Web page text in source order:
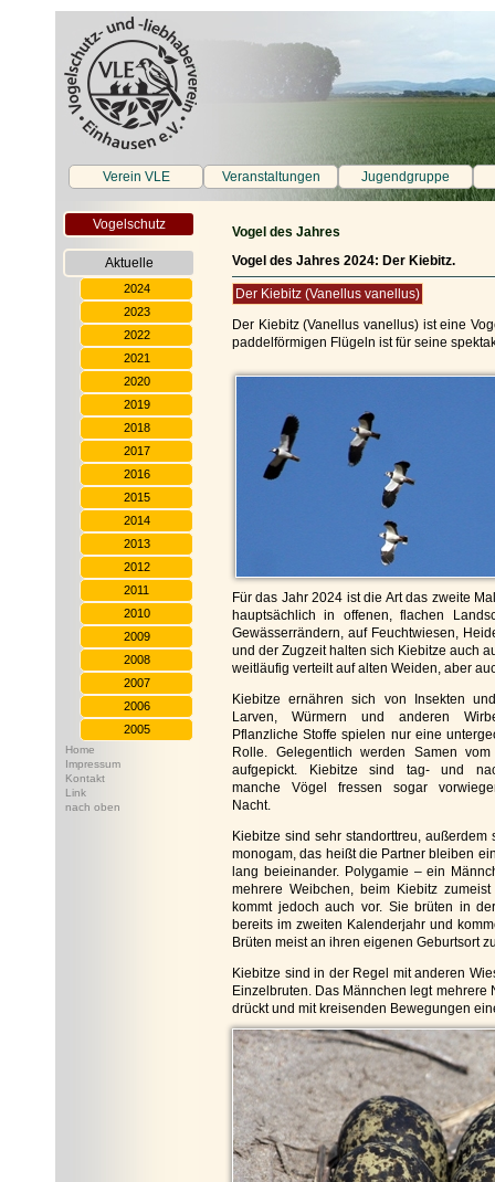
Verein VLE Veranstaltungen Jugendgruppe
Vogelschutz
Aktuelle
2024
2023
2022
2021
2020
2019
2018
2017
2016
2015
2014
2013
2012
2011
2010
2009
2008
2007
2006
2005
Home
Impressum
Kontakt
Link
nach oben
Vogel des Jahres
Vogel des Jahres 2024: Der Kiebitz.
Der Kiebitz (Vanellus vanellus)
Der Kiebitz (Vanellus vanellus) ist eine
paddelförmigen Flügeln ist für seine
Für das Jahr 2024 ist die Art das zweite
hauptsächlich in offenen, flachen
Gewässerrändern, auf Feuchtwiesen,
und der Zugzeit halten sich Kiebitze auch
weitläufig verteilt auf alten Weiden, aber
Kiebitze ernähren sich von Insekten
Larven, Würmern und anderen
Pflanzliche Stoffe spielen nur eine
Rolle. Gelegentlich werden Samen
aufgepickt. Kiebitze sind tag- und
manche Vögel fressen sogar
Nacht.
Kiebitze sind sehr standorttreu, außerdem
monogam, das heißt die Partner bleiben
lang beieinander. Polygamie – ein
mehrere Weibchen, beim Kiebitz
kommt jedoch auch vor. Sie brüten in
bereits im zweiten Kalenderjahr und
Brüten meist an ihren eigenen Geburtsort
Kiebitze sind in der Regel mit anderen
Einzelbruten. Das Männchen legt
drückt und mit kreisenden Bewegungen